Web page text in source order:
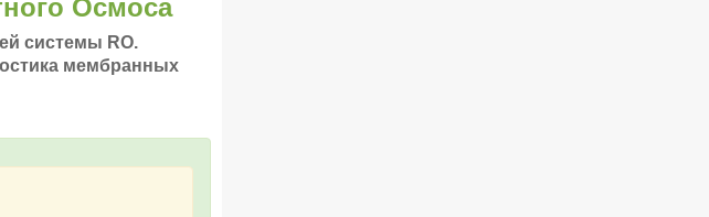
Осмоса
системы RO.
мембранных